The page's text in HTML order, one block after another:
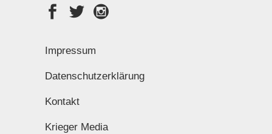
Impressum
Datenschutzerklärung
Kontakt
Krieger Media